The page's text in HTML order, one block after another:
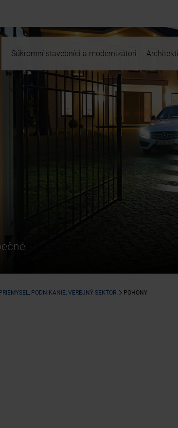
Súkromní stavebníci a modernizátori Architekti
PODNIKANIE, VEREJNÝ SEKTOR POHONY